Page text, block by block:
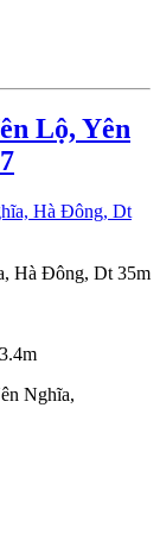
Lộ, Yên
Hà Đông, Dt 35m
Nghĩa,